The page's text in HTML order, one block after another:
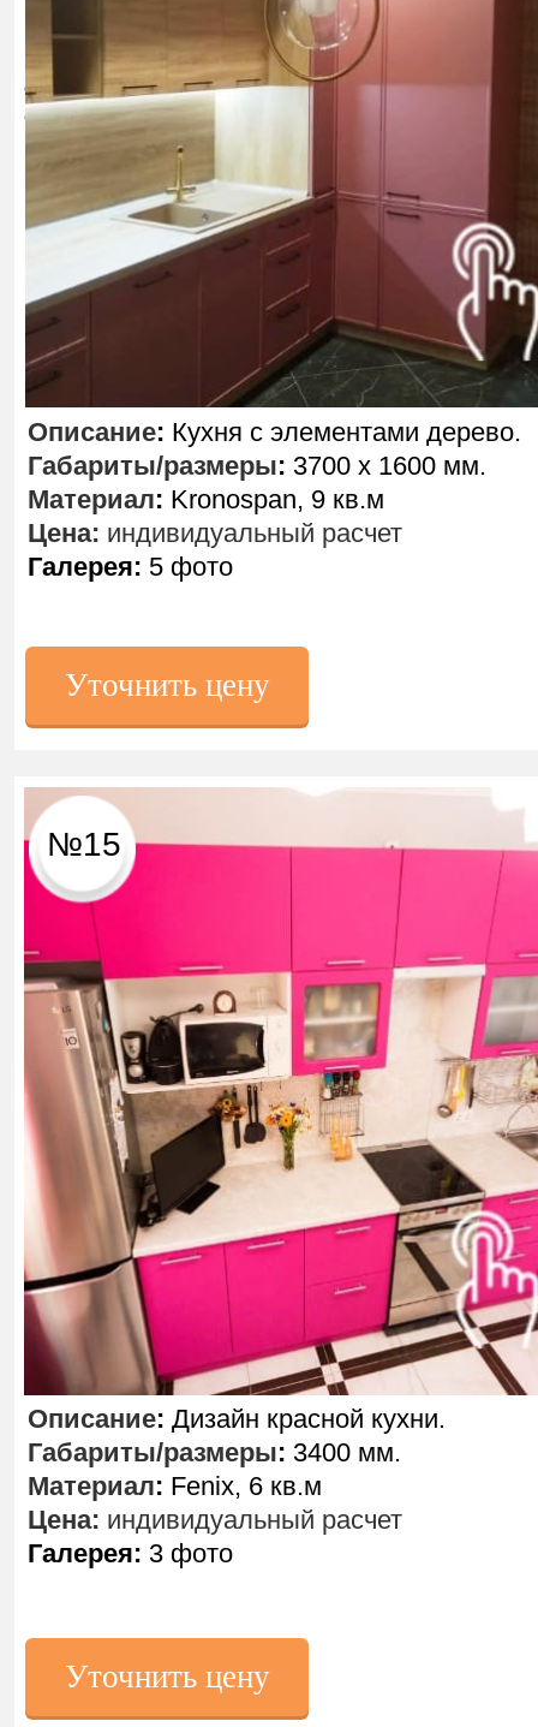
№15
Описание: Дизайн красной кухни.
Габариты/размеры: 3400 мм.
Материал: Fenix, 6 кв.м
Цена: индивидуальный расчет
Галерея: 3 фото
Описание: Кухня с элементами дерево.
Габариты/размеры: 3700 х 1600 мм.
Материал: Kronospan, 9 кв.м
Цена: индивидуальный расчет
Галерея: 5 фото
Уточнить цену
Уточнить цену